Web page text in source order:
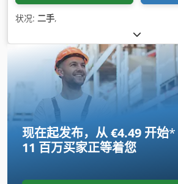
状况: 二手,
现在起发布，从 €4.49 开始*
11 百万买家正等着您